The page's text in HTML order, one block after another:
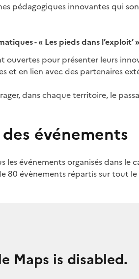
pédagogiques innovantes qui
- « Les pieds dans l’exploit’ »
ouvertes pour présenter leurs
et en lien avec des partenaires
dans chaque territoire, le
événements
événements organisés dans le
80 évènements répartis sur tout
Maps is disabled.